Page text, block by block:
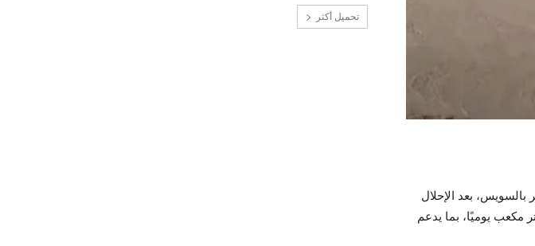
قبل افتتاح وتشغيل محطة رفع صرف صحي 24 أكتوبر بالسويس، بعد الإحلال
الاستيعابية للمحطة من 10 آلاف متر مكعب يوميًا إلى 25 ألف متر مكعب يوميًا، بما يدعم
تحميل أكثر